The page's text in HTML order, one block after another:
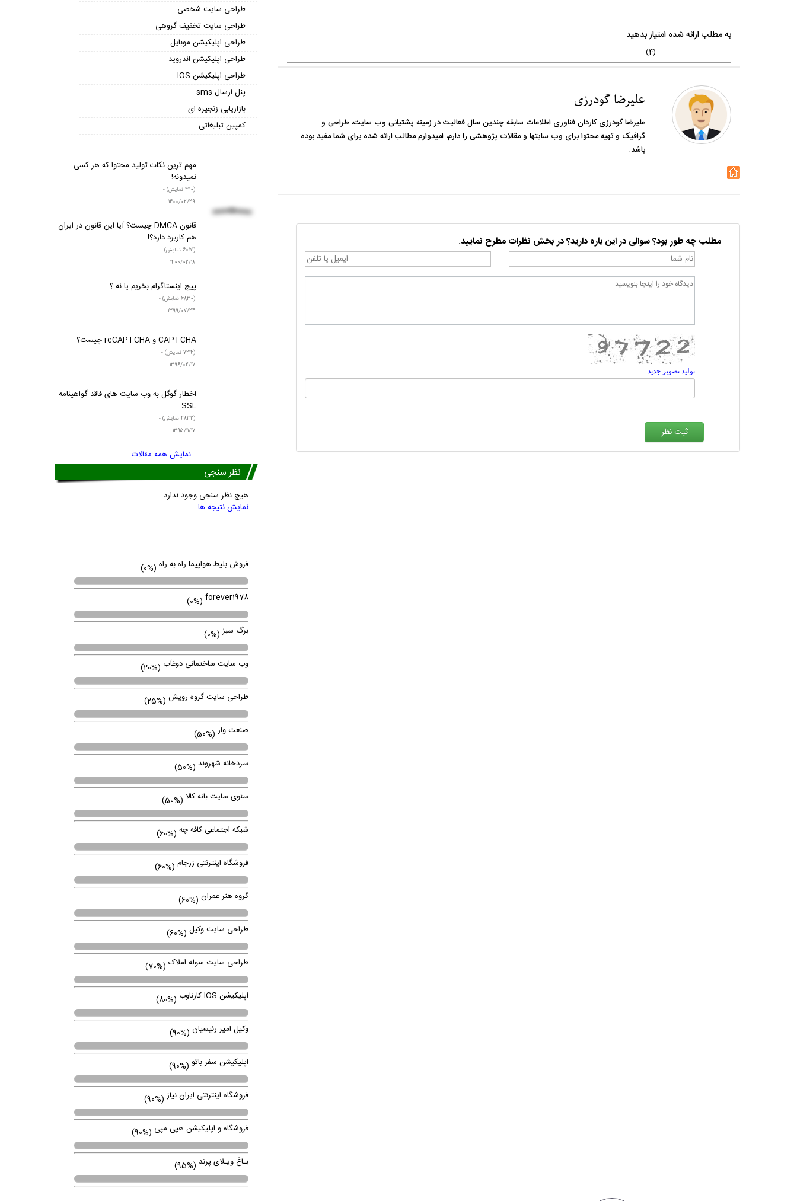
به مطلب ارائه شده امتیاز بدهید
(4)
علیرضا گودرزی
علیرضا گودرزی کاردان فناوری اطلاعات سابقه چندین سال فعالیت در زمینه پشتیانی وب سایت، طراحی و
گرافیک و تهیه محتوا برای وب سایتها و مقالات پژوهشی را دارم، امیدوارم مطالب ارائه شده برای شما مفید بوده
باشد.
مطلب چه طور بود؟ سوالی در این باره دارید؟ در بخش نظرات مطرح نمایید.
تولید تصویر جدید
طراحی سایت شخصی
طراحی سایت تخفیف گروهی
طراحی اپلیکیشن موبایل
طراحی اپلیکیشن اندروید
طراحی اپلیکیشن IOS
پنل ارسال sms
بازاریابی زنجیره ای
کمپین تبلیغاتی
مهم‌ ترین نکات تولید محتوا که هر کسی
نمیدونه!
(4110 نمایش) -
1400/02/29
قانون DMCA چیست؟ آیا این قانون در ایران
هم کاربرد دارد؟!
(6051 نمایش) -
1400/02/18
پیج اینستاگرام بخریم یا نه ؟
(6830 نمایش) -
1399/07/24
CAPTCHA و reCAPTCHA چیست؟
(7214 نمایش) -
1396/02/17
اخطار گوگل به وب سایت های فاقد گواهینامه
SSL
(4832 نمایش) -
1395/11/17
نمایش همه مقالات
نظر سنجی
هیچ نظر سنجی وجود ندارد
نمایش نتیجه ها
فروش بلیط هواپیما راه به راه(0%)
forever1978
(0%)
برگ سبز(0%)
وب سایت ساختمانی دوغآب (20%)
طراحی سایت گروه رویش(25%)
صنعت وار(50%)
سردخانه شهروند (50%)
سئوی سایت بانه کالا (50%)
شبکه اجتماعی کافه چه(60%)
فروشگاه اینترنتی زرجام(60%)
گروه هنر عمران(60%)
طراحی سایت وکیل(60%)
طراحی سایت سوله املاک(70%)
اپلیکیشن IOS کارناوب (80%)
وکیل امیر رئیسیان(90%)
اپلیکیشن سفر باتو(90%)
فروشگاه اینترنتی ایران نیاز(90%)
فروشگاه و اپلیکیشن هپی مپی (90%)
بـاغ ویـلای پرند (95%)